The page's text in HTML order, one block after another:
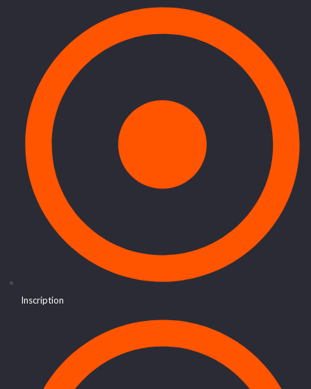
Inscription